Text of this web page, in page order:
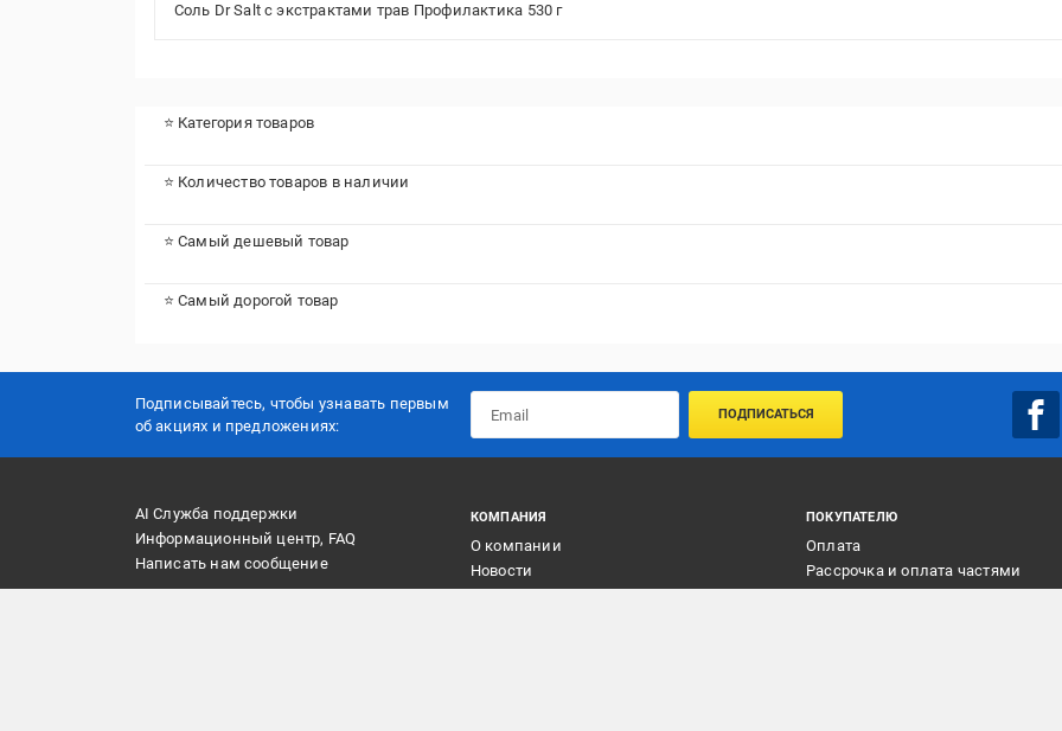
Соль Dr Salt с экстрактами трав Профилактика 530 г
⭐ Категория товаров
⭐ Количество товаров в наличии
⭐ Самый дешевый товар
⭐ Самый дорогой товар
Подписывайтесь, чтобы узнавать первым
об акцияx и предложениях:
ПОДПИСАТЬСЯ
AI Служба поддержки
Информационный центр, FAQ
Написать нам сообщение
КОМПАНИЯ
О компании
Новости
ПОКУПАТЕЛЮ
Оплата
Рассрочка и оплата частями